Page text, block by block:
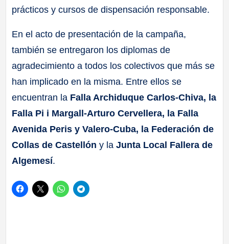
prácticos y cursos de dispensación responsable.
En el acto de presentación de la campaña,
también se entregaron los diplomas de
agradecimiento a todos los colectivos que más se
han implicado en la misma. Entre ellos se
encuentran la Falla Archiduque Carlos-Chiva, la
Falla Pi i Margall-Arturo Cervellera, la Falla
Avenida Peris y Valero-Cuba, la Federación de
Collas de Castellón y laJunta Local Fallera de
Algemesí.